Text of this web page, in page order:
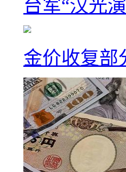
台军“汉光
金价收复部